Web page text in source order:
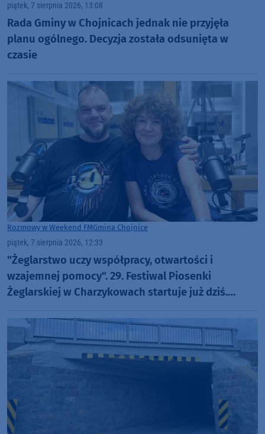
piątek, 7 sierpnia 2026, 13:08
Rada Gminy w Chojnicach jednak nie przyjęła
planu ogólnego. Decyzja została odsunięta w
czasie
Rozmowy w Weekend FMGmina Chojnice
piątek, 7 sierpnia 2026, 12:33
"Żeglarstwo uczy współpracy, otwartości i
wzajemnej pomocy". 29. Festiwal Piosenki
Żeglarskiej w Charzykowach startuje już dziś.